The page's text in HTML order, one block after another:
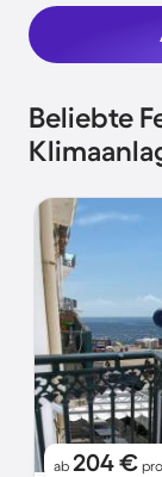
Beliebte
ab 204 €